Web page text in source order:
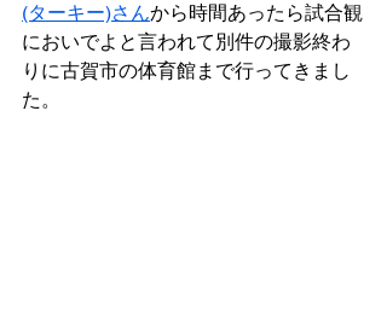
(ターキー)さんから時間あったら試合観
においでよと言われて別件の撮影終わ
りに古賀市の体育館まで行ってきまし
た。